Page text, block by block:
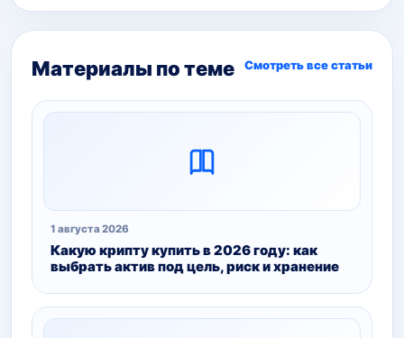
Материалы по теме Смотреть все статьи
1 августа 2026
Какую крипту купить в 2026 году: как
выбрать актив под цель, риск и хранение